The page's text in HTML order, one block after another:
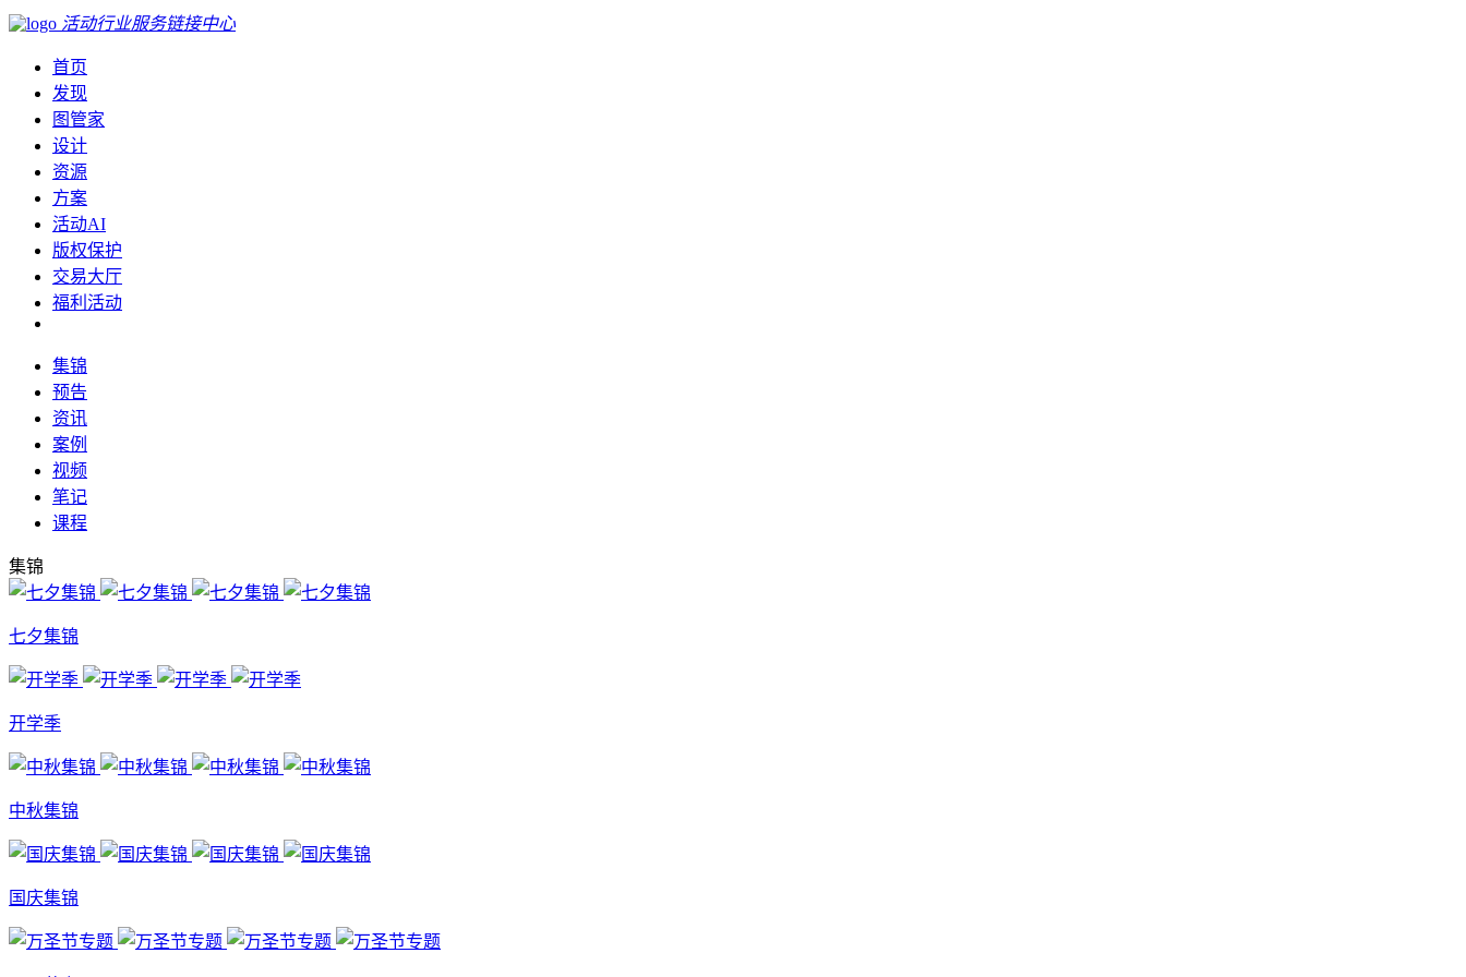
活动行业服务链接中心
首页
发现
图管家
设计
资源
方案
活动AI
版权保护
交易大厅
福利活动
集锦
预告
资讯
案例
视频
笔记
课程
集锦
七夕集锦
开学季
中秋集锦
国庆集锦